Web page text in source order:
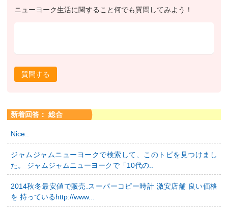
ニューヨーク生活に関すること何でも質問してみよう！
質問する
新着回答： 総合
Nice..
ジャムジャムニューヨークで検索して、このトピを見つけまし
た。 ジャムジャムニューヨークで「10代の..
2014秋冬最安値で販売.スーパーコピー時計 激安店舗 良い価格
を 持っているhttp://www...